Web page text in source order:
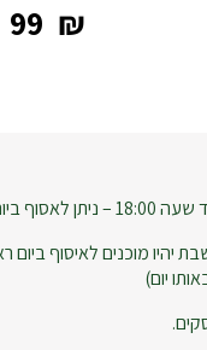
‎99 ₪
ההזמנה.
יהיו מוכנים לאיסוף ביום
יום)